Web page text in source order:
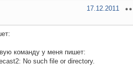
17.12.2011
команду у меня пишет:
No such file or directory.